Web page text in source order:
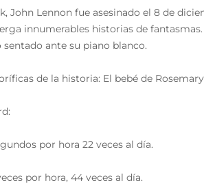
Lennon fue asesinado el 8 de
innumerables historias de fantasmas.
ante su piano blanco.
de la historia: El bebé de
por hora 22 veces al día.
por hora, 44 veces al día.